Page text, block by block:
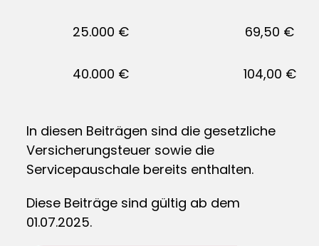
25.000 € 69,50 €
40.000 € 104,00 €
In diesen Beiträgen sind die gesetzliche
Versicherungsteuer sowie die
Servicepauschale bereits enthalten.
Diese Beiträge sind gültig ab dem
01.07.2025.